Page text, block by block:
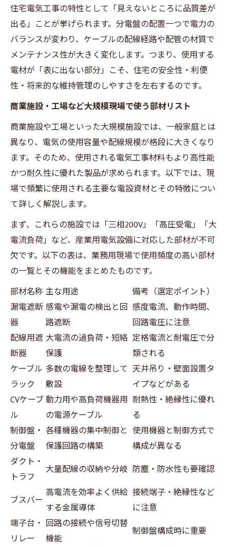
住宅電気工事の特性として「見えないところに品質差が
出る」ことが挙げられます。分電盤の配置一つで電力の
バランスが変わり、ケーブルの配線経路や配管の材質で
メンテナンス性が大きく変化します。つまり、使用する
電材が「表に出ない部分」こそ、住宅の安全性・利便
性・将来的な維持管理のしやすさを左右するのです。
商業施設・工場など大規模現場で使う部材リスト
商業施設や工場といった大規模施設では、一般家庭とは
異なり、電気の使用容量や配線規模が格段に大きくなり
ます。そのため、使用される電気工事材料もより高性能
かつ耐久性に優れた製品が求められます。以下では、現
場で頻繁に使用される主要な電設資材とその特徴につい
て詳しく解説します。
まず、これらの施設では「三相200V」「高圧受電」「大
電流負荷」など、産業用電気設備に対応した部材が不可
欠です。以下の表は、業務用現場で使用頻度の高い部材
の一覧とその機能をまとめたものです。
部材名称 主な用途
備考（選定ポイント）
漏電遮断
器
感電や漏電の検出と回
路遮断
感度電流、動作時間、
回路電圧に注意
配線用遮
断器
大電流の過負荷・短絡
保護
定格電流と耐電圧で分
類される
ケーブル
ラック
多数の電線を整理して
敷設
天井吊り・壁面設置タ
イプなどがある
CVケーブ
ル
動力用や高負荷機器用
の電源ケーブル
耐熱性・絶縁性に優れ
る
制御盤・
分電盤
各種機器の集中制御と
保護回路の構築
使用機器と制御方式で
構成が異なる
ダクト・
トラフ
大量配線の収納や分岐 防塵・防水性も要確認
ブスバー
高電流を効率よく供給
する金属導体
接続端子・絶縁性など
に注意
端子台・
リレー
回路の接続や信号切替
機能
制御盤構成時に重要